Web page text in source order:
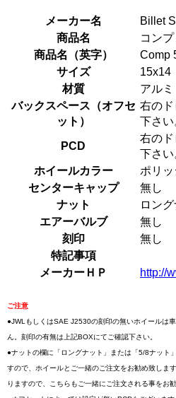
メーカー名
Billet
商品名
コンプ
商品名（英字）
Comp
サイズ
15x14
材質
アルミ
バックスペース（オフセ
ット）
右の
下さい
PCD
右の
下さい
ホイールカラー
ポリ
センターキャップ
無し
ナット
ロン
エアーバルブ
無し
刻印
無し
特記事項
メーカーＨＰ
http://
ご注意
●JWLもしくはSAE J2530の刻印の無いホイールは
ん。刻印の有無は上記BOXにてご確認下さい。
●ナットの欄に「ロングナット」または「5/8ナット
すので、ホイールとご一緒のご注文をお勧め致しま
りますので、こちらもご一緒にご注文される事をお勧